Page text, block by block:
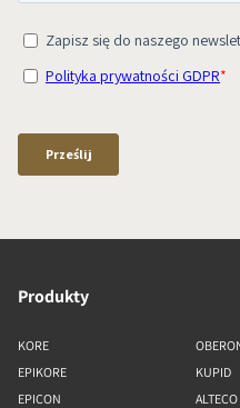
Produkty
KORE
EPIKORE
EPICON
KUPID
ALTECO